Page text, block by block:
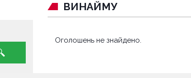
ВИНАЙМУ
Оголошень не знайдено.